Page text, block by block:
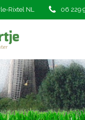
Rixtel NL 06 229
kraag